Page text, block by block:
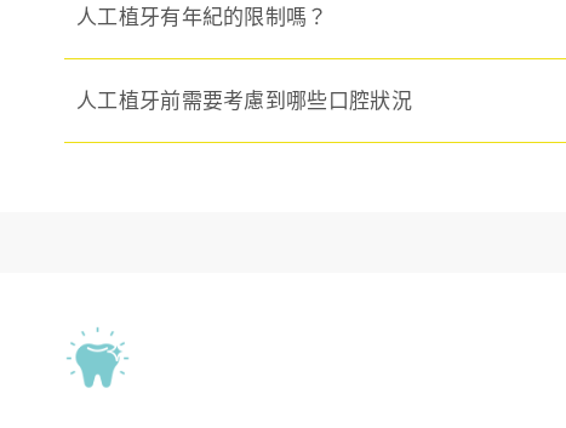
人工植牙有年紀的限制嗎？
人工植牙前需要考慮到哪些口腔狀況